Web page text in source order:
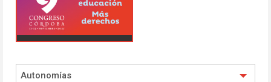
Autonomías